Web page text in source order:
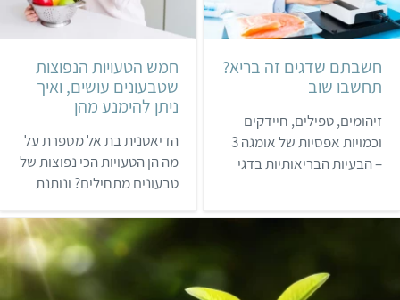
חשבתם שדגים זה בריא?
תחשבו שוב
זיהומים, טפילים, חיידקים
וכמויות אפסיות של אומגה 3
– הבעיות הבריאותיות בדגי
חמש הטעויות הנפוצות
שטבעונים עושים, ואיך
ניתן להימנע מהן
הדיאטנית בת אל מספרת על
מה הן הטעויות הכי נפוצות של
טבעונים מתחילים? ונותנת
מהטעויות האלו ואיך לאכול